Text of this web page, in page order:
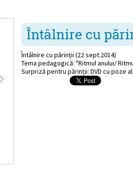
Întâlnire cu
Întâlnire cu părinții (22 sept.2014)
Tema pedagogică: "Ritmul anului/
Surpriză pentru părinții: DVD cu poze